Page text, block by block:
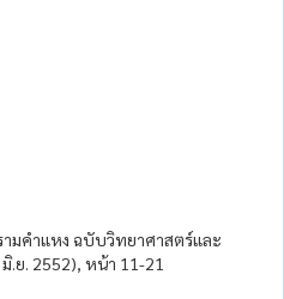
ามคำแหง ฉบับวิทยาศาสตร์และ
.ย. 2552), หน้า 11-21